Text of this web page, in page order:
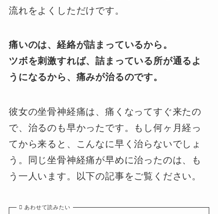
流れをよくしただけです。
痛いのは、経絡が詰まっているから。
ツボを刺激すれば、詰まっている所が通るよ
うになるから、痛みが治るのです。
彼女の坐骨神経痛は、痛くなってすぐ来たの
で、治るのも早かったです。もし何ヶ月経っ
てから来ると、こんなに早く治らないでしょ
う。同じ坐骨神経痛が早めに治ったのは、も
う一人います。以下の記事をご覧ください。
あわせて読みたい